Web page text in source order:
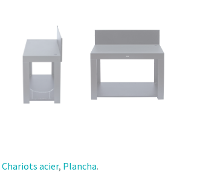
Chariots acier, Plancha.